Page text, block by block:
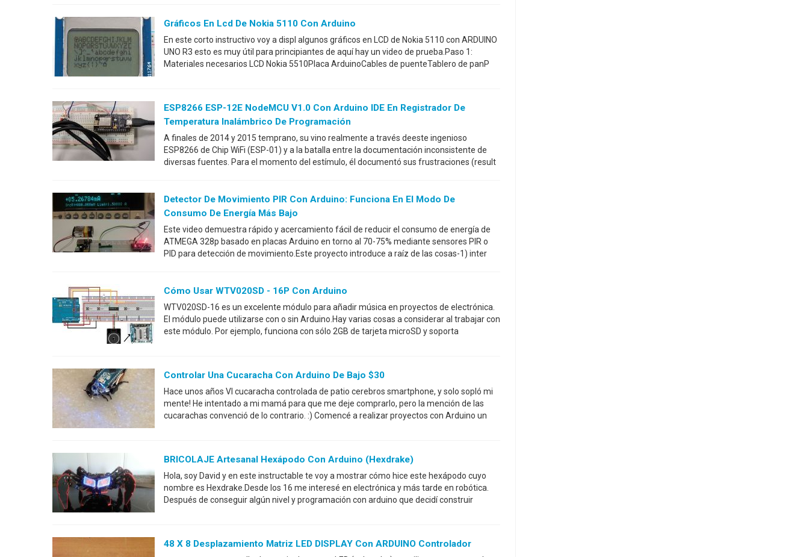
Gráficos En Lcd De Nokia 5110 Con Arduino
En este corto instructivo voy a displ algunos gráficos en LCD de Nokia 5110 con ARDUINO
UNO R3 esto es muy útil para principiantes de aquí hay un video de prueba.Paso 1:
Materiales necesarios LCD Nokia 5510Placa ArduinoCables de puenteTablero de panP
ESP8266 ESP-12E NodeMCU V1.0 Con Arduino IDE En Registrador De
Temperatura Inalámbrico De Programación
A finales de 2014 y 2015 temprano, su vino realmente a través deeste ingenioso
ESP8266 de Chip WiFi (ESP-01) y a la batalla entre la documentación inconsistente de
diversas fuentes. Para el momento del estímulo, él documentó sus frustraciones (result
Detector De Movimiento PIR Con Arduino: Funciona En El Modo De
Consumo De Energía Más Bajo
Este video demuestra rápido y acercamiento fácil de reducir el consumo de energía de
ATMEGA 328p basado en placas Arduino en torno al 70-75% mediante sensores PIR o
PID para detección de movimiento.Este proyecto introduce a raíz de las cosas-1) inter
Cómo Usar WTV020SD - 16P Con Arduino
WTV020SD-16 es un excelente módulo para añadir música en proyectos de electrónica.
El módulo puede utilizarse con o sin Arduino.Hay varias cosas a considerar al trabajar con
este módulo. Por ejemplo, funciona con sólo 2GB de tarjeta microSD y soporta
Controlar Una Cucaracha Con Arduino De Bajo $30
Hace unos años VI cucaracha controlada de patio cerebros smartphone, y solo sopló mi
mente! He intentado a mi mamá para que me deje comprarlo, pero la mención de las
cucarachas convenció de lo contrario. :) Comencé a realizar proyectos con Arduino un
BRICOLAJE Artesanal Hexápodo Con Arduino (Hexdrake)
Hola, soy David y en este instructable te voy a mostrar cómo hice este hexápodo cuyo
nombre es Hexdrake.Desde los 16 me interesé en electrónica y más tarde en robótica.
Después de conseguir algún nivel y programación con arduino que decidí construir
48 X 8 Desplazamiento Matriz LED DISPLAY Con ARDUINO Controlador